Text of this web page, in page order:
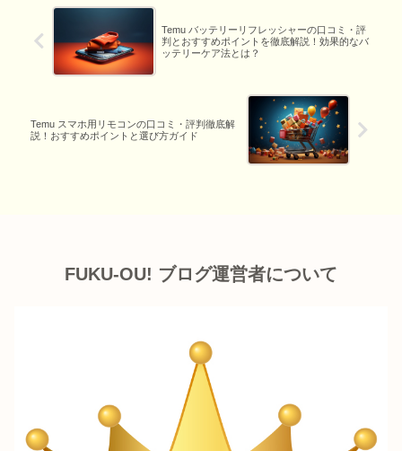
Temu バッテリーリフレッシャーの口コミ・評
判とおすすめポイントを徹底解説！効果的なバ
ッテリーケア法とは？
Temu スマホ用リモコンの口コミ・評判徹底解
説！おすすめポイントと選び方ガイド
FUKU-OU! ブログ運営者について